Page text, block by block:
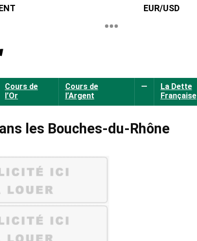
EUR/USD
Cours de
l’Or
Cours de
l’Argent
—
La Dette
Française
les Bouches-du-Rhône